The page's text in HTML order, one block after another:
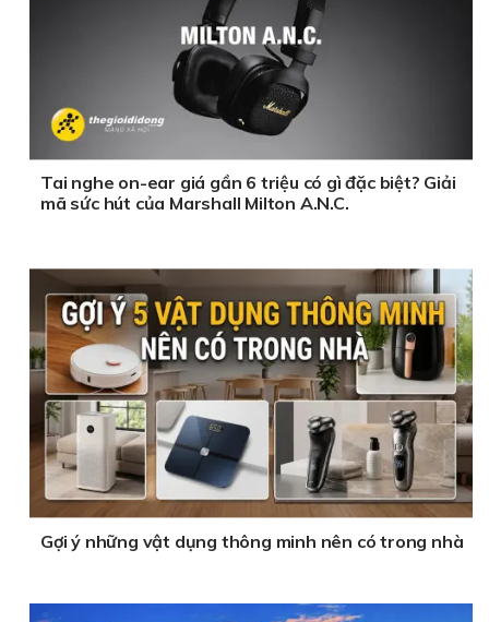
Tai nghe on-ear giá gần 6 triệu có gì đặc biệt? Giải
mã sức hút của Marshall Milton A.N.C.
Gợi ý những vật dụng thông minh nên có trong nhà